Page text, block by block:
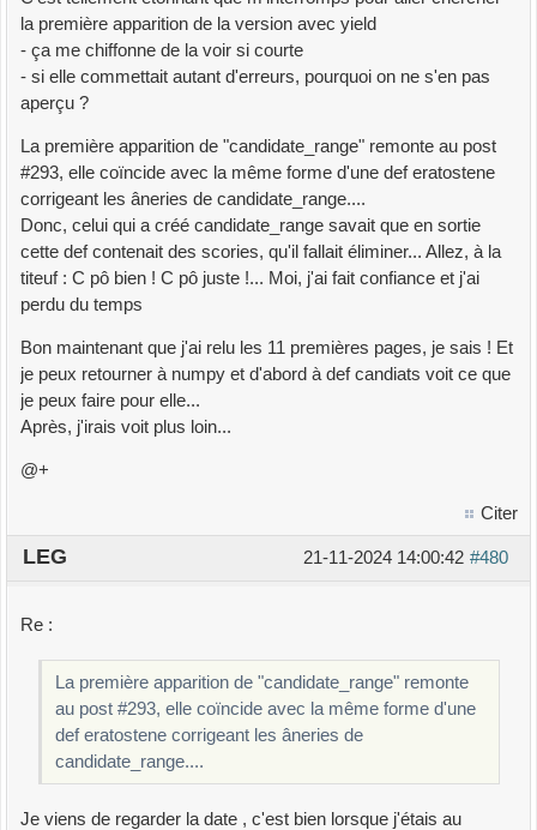
p2= 2*premier
## tant que reste % 30 != fam on fait reste += p2
whilereste %30 !=fam:
reste +
l'index
reste //= 30
## On crible directement à partir de l'index le
tableau d'Ératosthène
forindexin range(reste,lencrible,premier )
crible index] = 0
#print("crible É ET G:", crible) ## éditer le tableau
criblé É et G
print( f"Nombres p' non congru 2n[P] < sqrt n , ou
couple p'+q = 2n, de (1) à sqrt de {n} famille {fam} :
n= input("Donnez n: ")
n
)
#n = int(30 * round(float(n)/30))
defmain():
## On demande n a l'utilisateur
n=demander_n()
## On récupère les premiers de 7 à √2n
premiers=candidats
start_time= time()
## On crible
la première apparition de la version avec yield
- ça me chiffonne de la voir si courte
- si elle commettait autant d'erreurs, pourquoi on ne s'en pas
aperçu ?
La première apparition de "candidate_range" remonte au post
#293, elle coïncide avec la même forme d'une def eratostene
corrigeant les âneries de candidate_range....
Donc, celui qui a créé candidate_range savait que en sortie
cette def contenait des scories, qu'il fallait éliminer... Allez, à la
titeuf : C pô bien ! C pô juste !... Moi, j'ai fait confiance et j'ai
perdu du temps
Bon maintenant que j'ai relu les 11 premières pages, je sais ! Et
je peux retourner à numpy et d'abord à def candiats voit ce que
je peux faire pour elle...
Après, j'irais voit plus loin...
@+
Citer
#480
21-11-2024 14:00:42
LEG
Re :
La première apparition de "candidate_range" remonte
au post #293, elle coïncide avec la même forme d'une
def eratostene corrigeant les âneries de
candidate_range....
Je viens de regarder la date , c'est bien lorsque j'étais au